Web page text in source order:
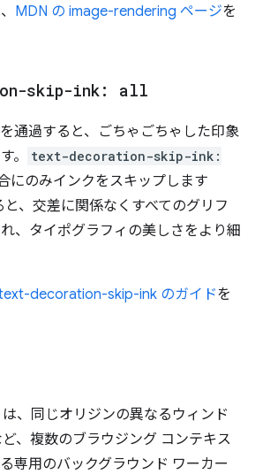
MDN の image-rendering ページを
skip-ink: all
通過すると、ごちゃごちゃした印象
。
text-decoration-skip-ink:
にのみインクをスキップします
と、交差に関係なくすべてのグリフ
、タイポグラフィの美しさをより細
decoration-skip-ink のガイドを
は、同じオリジンの異なるウィンド
、複数のブラウジング コンテキス
専用のバックグラウンド ワーカー